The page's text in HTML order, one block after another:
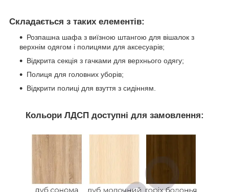
Складається з таких елементів:
Розпашна шафа з виїзною штангою для вішалок з
верхнім одягом і полицями для аксесуарів;
Відкрита секція з гачками для верхнього одягу;
Полиця для головних уборів;
Відкрити полиці для взуття з сидінням.
Кольори ЛДСП доступні для замовлення: